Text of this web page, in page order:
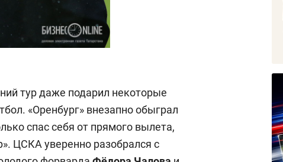
тур даже подарил некоторые
«Оренбург» внезапно обыграл
спас себя от прямого вылета,
ЦСКА уверенно разобрался с